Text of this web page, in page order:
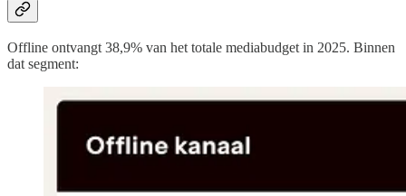
Offline ontvangt 38,9% van het totale mediabudget in 2025. Binnen
dat segment: